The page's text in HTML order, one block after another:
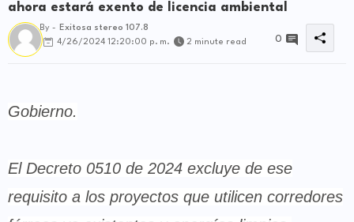
ahora estará exento de licencia ambiental
By -
Exitosa stereo 107.8
4/26/2024 12:20:00 p. m.
2 minute read 0
Gobierno.
El Decreto 0510 de 2024 excluye de ese
requisito a los proyectos que utilicen corredores